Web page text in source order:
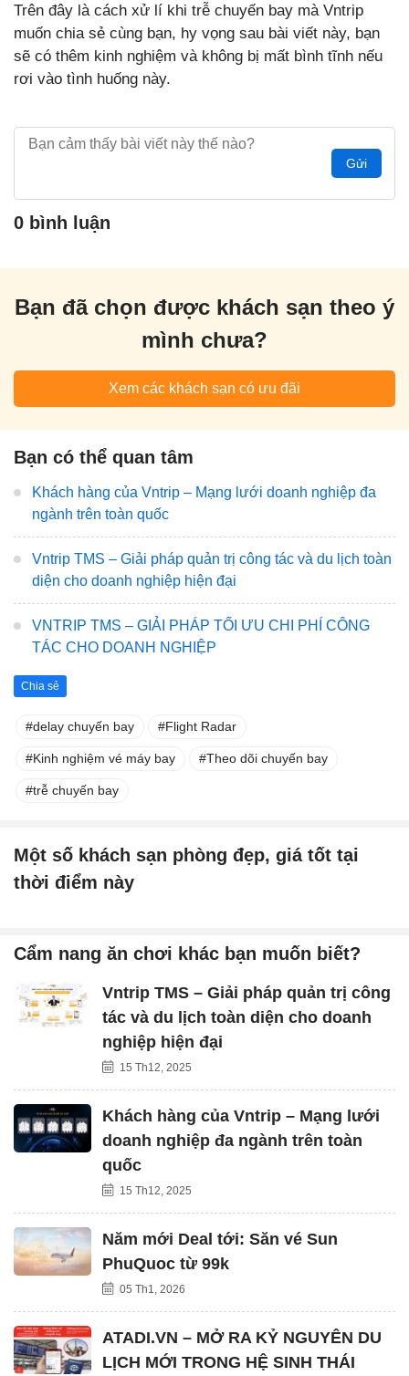
Trên đây là cách xử lí khi trễ chuyến bay mà Vntrip
muốn chia sẻ cùng bạn, hy vọng sau bài viết này, bạn
sẽ có thêm kinh nghiệm và không bị mất bình tĩnh nếu
rơi vào tình huống này.
Gửi
0 bình luận
Bạn đã chọn được khách sạn theo ý
mình chưa?
Xem các khách sạn có ưu đãi
Bạn có thể quan tâm
Khách hàng của Vntrip – Mạng lưới doanh nghiệp đa
ngành trên toàn quốc
Vntrip TMS – Giải pháp quản trị công tác và du lịch toàn
diện cho doanh nghiệp hiện đại
VNTRIP TMS – GIẢI PHÁP TỐI ƯU CHI PHÍ CÔNG
TÁC CHO DOANH NGHIỆP
Chia sẻ
delay chuyến bay Flight Radar
Kinh nghiệm vé máy bay Theo dõi chuyến bay
trễ chuyến bay
Một số khách sạn phòng đẹp, giá tốt tại
thời điểm này
Cẩm nang ăn chơi khác bạn muốn biết?
Vntrip TMS – Giải pháp quản trị công
tác và du lịch toàn diện cho doanh
nghiệp hiện đại
15 Th12, 2025
Khách hàng của Vntrip – Mạng lưới
doanh nghiệp đa ngành trên toàn
quốc
15 Th12, 2025
Năm mới Deal tới: Săn vé Sun
PhuQuoc từ 99k
05 Th1, 2026
ATADI.VN – MỞ RA KỶ NGUYÊN DU
LỊCH MỚI TRONG HỆ SINH THÁI